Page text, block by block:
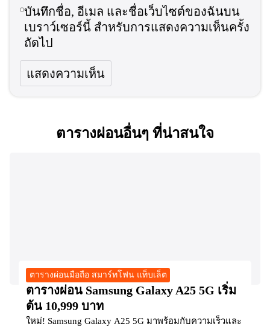
บันทึกชื่อ, อีเมล และชื่อเว็บไซต์ของฉันบน
เบราว์เซอร์นี้ สำหรับการแสดงความเห็นครั้ง
ถัดไป
ตารางผ่อนอื่นๆ ที่น่าสนใจ
ตารางผ่อนมือถือ สมาร์ทโฟน แท็บเล็ต
ตารางผ่อน Samsung Galaxy A25 5G เริ่ม
ต้น 10,999 บาท
ใหม่! Samsung Galaxy A25 5G มาพร้อมกับความเร็วและ